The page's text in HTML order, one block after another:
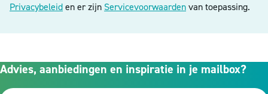
Privacybeleiden er zijn Servicevoorwaardenvan toepassing.
Advies, aanbiedingen en inspiratie in je mailbox?